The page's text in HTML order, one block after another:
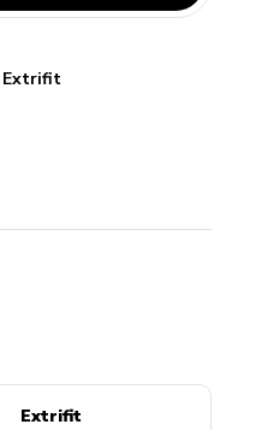
Extrifit
Extrifit